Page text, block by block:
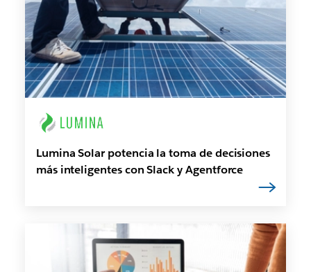
Lumina Solar potencia la toma de decisiones
más inteligentes con Slack y Agentforce